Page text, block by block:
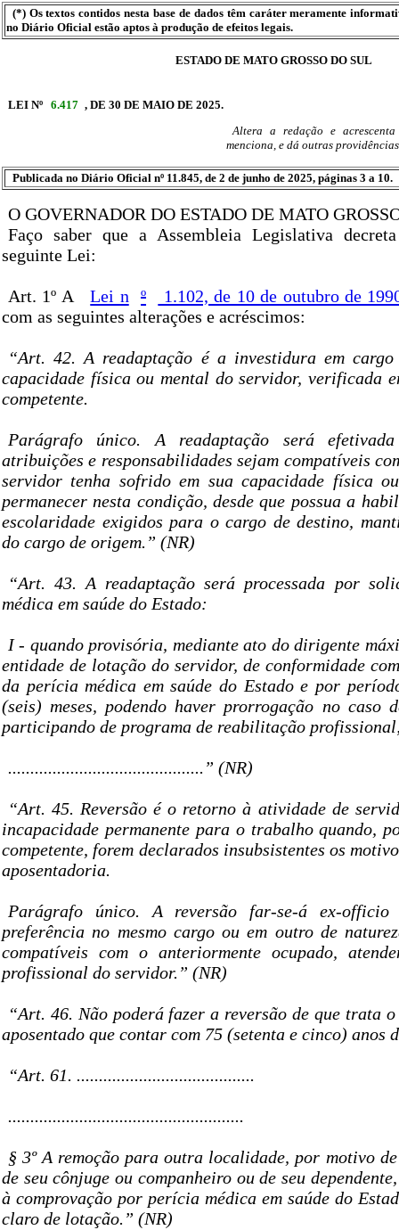
(*) Os textos contidos nesta base de dados têm caráter meramente
no Diário Oficial estão aptos à produção de efeitos legais.
ESTADO DE MATO GROSSO DO SUL
LEI Nº 6.417 , DE 30 DE MAIO DE 2025.
Altera a redação e
menciona, e dá outras
Publicada no Diário Oficial nº 11.845, de 2 de junho de 2025, páginas 3 a 10.
O GOVERNADOR DO ESTADO DE MATO
Faço saber que a Assembleia Legislativa
seguinte Lei:
Art. 1º A Lei n º
1.102, de 10 de outubro de
com as seguintes alterações e acréscimos:
“Art. 42. A readaptação é a investidura em
capacidade física ou mental do servidor, verificada
competente.
Parágrafo único. A readaptação será
atribuições e responsabilidades sejam compatíveis
servidor tenha sofrido em sua capacidade física
permanecer nesta condição, desde que possua a
escolaridade exigidos para o cargo de destino,
do cargo de origem.” (NR)
“Art. 43. A readaptação será processada por
médica em saúde do Estado:
I - quando provisória, mediante ato do dirigente
entidade de lotação do servidor, de conformidade
da perícia médica em saúde do Estado e por
(seis) meses, podendo haver prorrogação no caso
participando de programa de reabilitação
............................................” (NR)
“Art. 45. Reversão é o retorno à atividade de
incapacidade permanente para o trabalho quando,
competente, forem declarados insubsistentes os
aposentadoria.
Parágrafo único. A reversão far-se-á ex-
preferência no mesmo cargo ou em outro de
compatíveis com o anteriormente ocupado,
profissional do servidor.” (NR)
“Art. 46. Não poderá fazer a reversão de que trata
aposentado que contar com 75 (setenta e cinco) anos
“Art. 61. ........................................
.....................................................
§ 3º A remoção para outra localidade, por motivo
de seu cônjuge ou companheiro ou de seu
à comprovação por perícia médica em saúde do
claro de lotação.” (NR)